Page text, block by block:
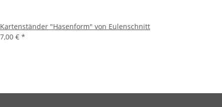
Kartenständer "Hasenform" von Eulenschnitt
7,00 € *